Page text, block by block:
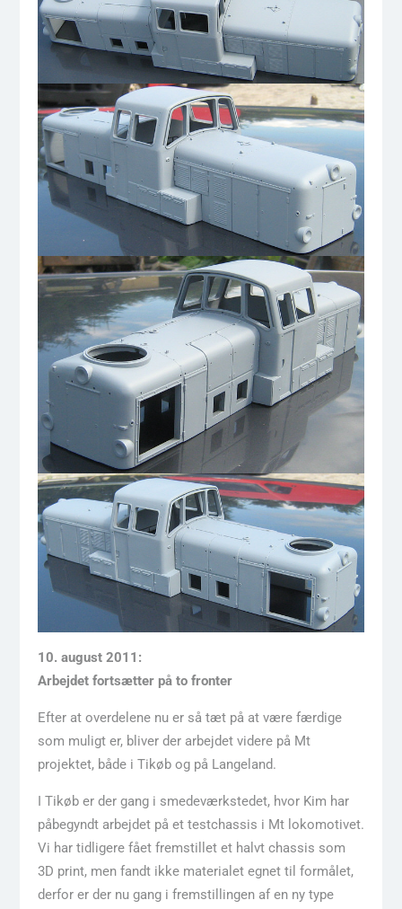
10. august 2011:
Arbejdet fortsætter på to fronter
Efter at overdelene nu er så tæt på at være færdige
som muligt er, bliver der arbejdet videre på Mt
projektet, både i Tikøb og på Langeland.
I Tikøb er der gang i smedeværkstedet, hvor Kim har
påbegyndt arbejdet på et testchassis i Mt lokomotivet.
Vi har tidligere fået fremstillet et halvt chassis som
3D print, men fandt ikke materialet egnet til formålet,
derfor er der nu gang i fremstillingen af en ny type